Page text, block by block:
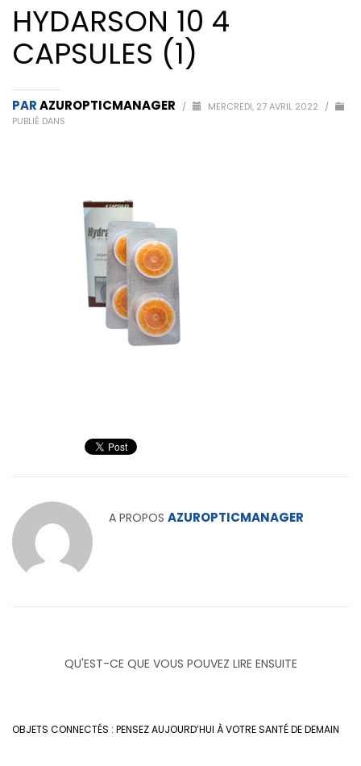
HYDARSON 10 4
CAPSULES (1)
PARAZUROPTICMANAGER / MERCREDI, 27 AVRIL 2022
/
PUBLIÉ DANS
A PROPOS AZUROPTICMANAGER
QU'EST-CE QUE VOUS POUVEZ LIRE ENSUITE
OBJETS CONNECTÉS : PENSEZ AUJOURD’HUI À VOTRE SANTÉ DE DEMAIN